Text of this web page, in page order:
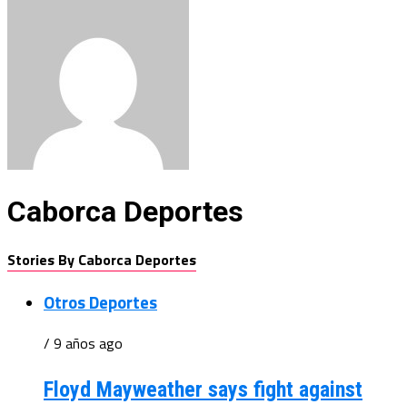
Caborca Deportes
Stories By Caborca Deportes
Otros Deportes
/ 9 años ago
Floyd Mayweather says fight against